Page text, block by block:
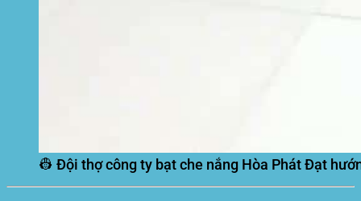
👷 Đội thợ công ty bạt che nắng Hòa Phát Đạt